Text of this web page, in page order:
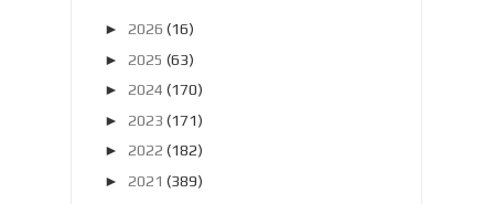
► 2026 (16)
► 2025 (63)
► 2024 (170)
► 2023 (171)
► 2022 (182)
► 2021 (389)